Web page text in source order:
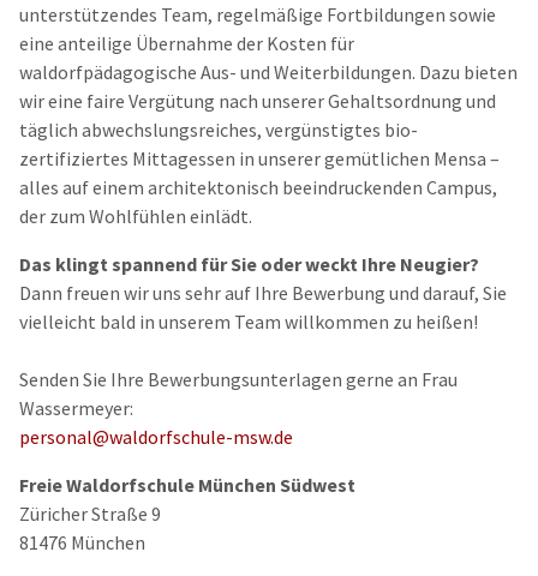
unterstützendes Team, regelmäßige Fortbildungen sowie
eine anteilige Übernahme der Kosten für
waldorfpädagogische Aus- und Weiterbildungen. Dazu bieten
wir eine faire Vergütung nach unserer Gehaltsordnung und
täglich abwechslungsreiches, vergünstigtes bio-
zertifiziertes Mittagessen in unserer gemütlichen Mensa –
alles auf einem architektonisch beeindruckenden Campus,
der zum Wohlfühlen einlädt.
Das klingt spannend für Sie oder weckt Ihre Neugier?
Dann freuen wir uns sehr auf Ihre Bewerbung und darauf, Sie
vielleicht bald in unserem Team willkommen zu heißen!
Senden Sie Ihre Bewerbungsunterlagen gerne an Frau
Wassermeyer:
personal@waldorfschule-msw.de
Freie Waldorfschule München Südwest
Züricher Straße 9
81476 München